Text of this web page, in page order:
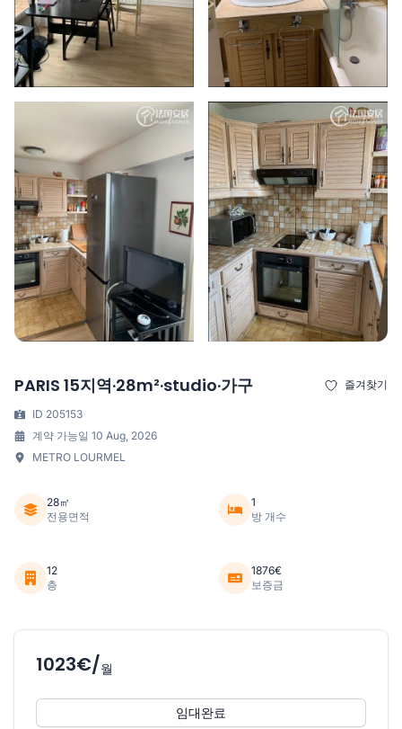
PARIS 15지역·28m²·studio·가구 즐겨찾기
ID 205153
계약 가능일 10 Aug, 2026
METRO LOURMEL
28㎡
전용면적
1
방 개수
12
층
1876€
보증금
1023€/월
임대완료